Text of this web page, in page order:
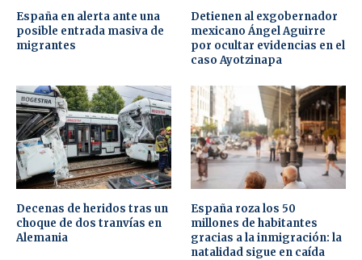
España en alerta ante una
posible entrada masiva de
migrantes
Detienen al exgobernador
mexicano Ángel Aguirre
por ocultar evidencias en el
caso Ayotzinapa
Decenas de heridos tras un
choque de dos tranvías en
Alemania
España roza los 50
millones de habitantes
gracias a la inmigración: la
natalidad sigue en caída